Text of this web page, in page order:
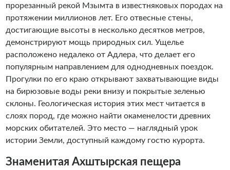
прорезанный рекой Мзымта в известняковых породах на
протяжении миллионов лет. Его отвесные стены,
достигающие высоты в несколько десятков метров,
демонстрируют мощь природных сил. Ущелье
расположено недалеко от Адлера, что делает его
популярным направлением для однодневных поездок.
Прогулки по его краю открывают захватывающие виды
на бирюзовые воды реки внизу и покрытые зеленью
склоны. Геологическая история этих мест читается в
слоях пород, где можно найти окаменелости древних
морских обитателей. Это место — наглядный урок
истории Земли, доступный каждому гостю курорта.
Знаменитая Ахштырская пещера